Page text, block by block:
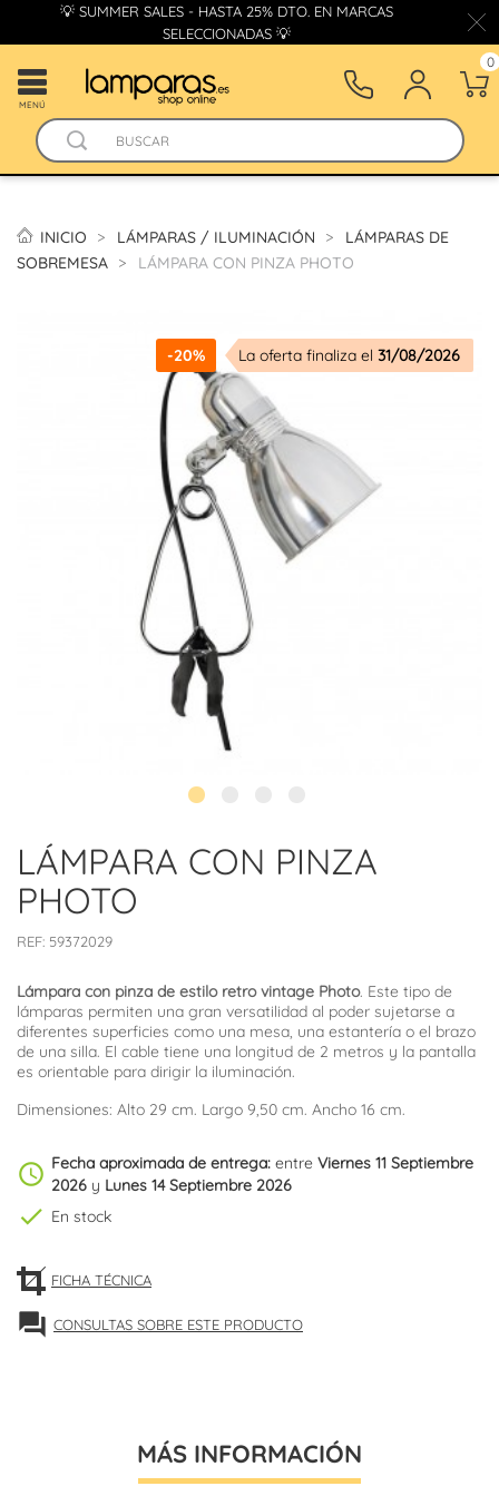
💡 SUMMER SALES - HASTA 25% DTO. EN MARCAS
SELECCIONADAS 💡
MENÚ
0
INICIO LÁMPARAS / ILUMINACIÓN
LÁMPARAS DE
SOBREMESA
LÁMPARA CON PINZA PHOTO
-20% La oferta finaliza el 31/08/2026
LÁMPARA CON PINZA
PHOTO
REF: 59372029
Lámpara con pinza de estilo retro vintage Photo. Este tipo de
lámparas permiten una gran versatilidad al poder sujetarse a
diferentes superficies como una mesa, una estantería o el brazo
de una silla. El cable tiene una longitud de 2 metros y la pantalla
es orientable para dirigir la iluminación.
Dimensiones: Alto 29 cm. Largo 9,50 cm. Ancho 16 cm.
schedule Fecha aproximada de entrega: entre Viernes 11 Septiembre
2026 y Lunes 14 Septiembre 2026
check En stock
FICHA TÉCNICA
forum CONSULTAS SOBRE ESTE PRODUCTO
MÁS INFORMACIÓN